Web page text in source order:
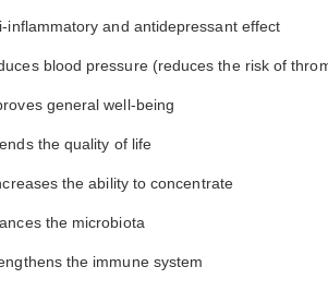
inflammatory and antidepressant effect
blood pressure (reduces the risk of
general well-being
the quality of life
the ability to concentrate
the microbiota
the immune system